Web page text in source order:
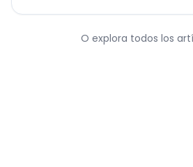
O explora todos los